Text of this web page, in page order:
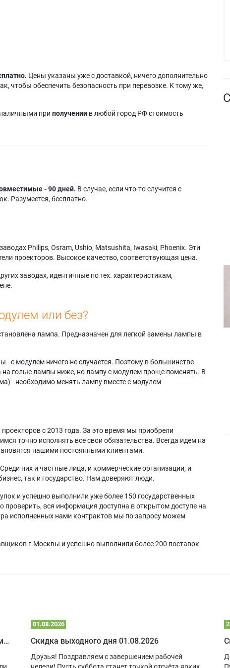
Цены указаны уже с доставкой, ничего дополнительно
чтобы обеспечить безопасность при перевозке. К тому же,
при получении в любой город РФ стоимость
- 90 дней. В случае, если что-то случится с
Разумеется, бесплатно.
Philips, Osram, Ushio, Matsushita, Iwasaki, Phoenix. Эти
проекторов. Высокое качество, соответствующая цена.
заводах, идентичные по тех. характеристикам,
или без?
лампа. Предназначен для легкой замены лампы в
- с модулем ничего не случается. Поэтому в большинстве
на голые лампы ниже, но лампу с модулем проще поменять. В
- необходимо менять лампу вместе с модулем
с 2013 года. За это время мы приобрели
точно исполнять все свои обязательства. Всегда идем на
нашими постоянными клиентами.
них и частные лица, и коммерческие организации, и
так и государство. Нам доверяют люди.
и успешно выполнили уже более 150 государственных
проверить, вся информация доступна в открытом доступе на
исполненных нами контрактов мы по запросу можем
г.Москвы и успешно выполнили более 200 поставок
Почему проектор – лучший гаджет для домика в глэмпинге
01.08.2026
Скидка выходного дня 01.08.2026
Друзья! Поздравляем с завершением рабочей
недели! Пусть суббота станет точкой отсчёта ярких,